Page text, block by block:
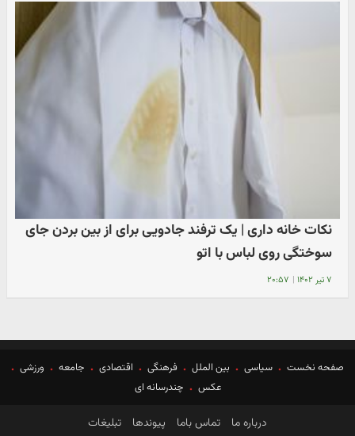
نکات خانه داری | یک ترفند جادویی برای از بین بردن جای
سوختگی روی لباس با اتو
۷ تیر ۱۴۰۲ | ۲۰:۵۷
صفحه نخست سیاسی بین الملل فرهنگی اقتصادی جامعه
ورزشی
عکس
چندرسانه ای
درباره ما تماس باما پیوندها تبلیغات